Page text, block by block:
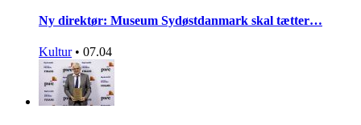
Ny direktør: Museum Sydøstdanmark skal tætter…
Kultur • 07.04